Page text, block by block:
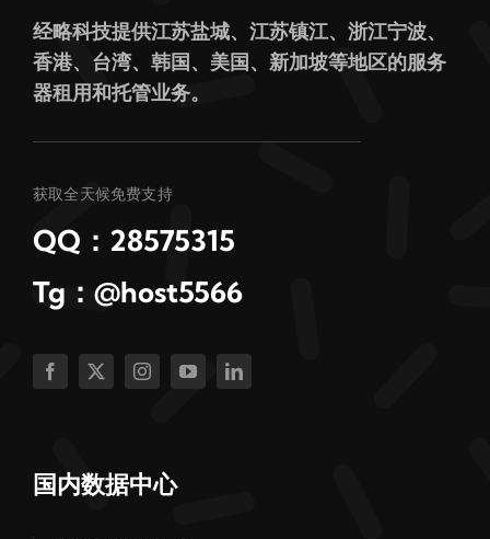
经略科技提供江苏盐城、江苏镇江、浙江宁波、
香港、台湾、韩国、美国、新加坡等地区的服务
器租用和托管业务。
获取全天候免费支持
QQ：28575315
Tg：@host5566
国内数据中心